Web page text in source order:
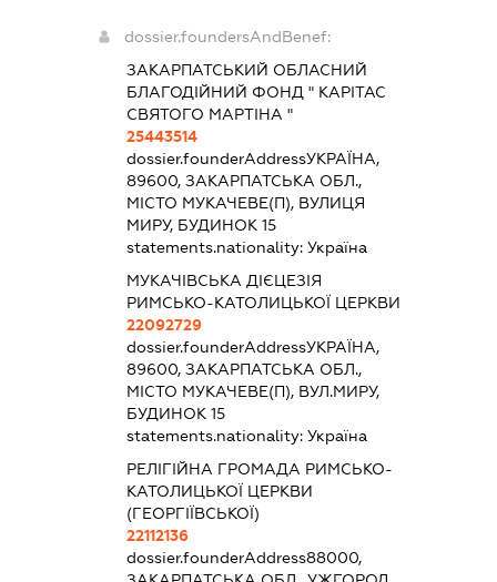
dossier.foundersAndBenef:
ЗАКАРПАТСЬКИЙ ОБЛАСНИЙ
БЛАГОДІЙНИЙ ФОНД " КАРІТАС
СВЯТОГО МАРТІНА "
25443514
dossier.founderAddressУКРАЇНА,
89600, ЗАКАРПАТСЬКА ОБЛ.,
МІСТО МУКАЧЕВЕ(П), ВУЛИЦЯ
МИРУ, БУДИНОК 15
statements.nationality:Україна
МУКАЧІВСЬКА ДІЄЦЕЗІЯ
РИМСЬКО-КАТОЛИЦЬКОЇ ЦЕРКВИ
22092729
dossier.founderAddressУКРАЇНА,
89600, ЗАКАРПАТСЬКА ОБЛ.,
МІСТО МУКАЧЕВЕ(П), ВУЛ.МИРУ,
БУДИНОК 15
statements.nationality:Україна
РЕЛІГІЙНА ГРОМАДА РИМСЬКО-
КАТОЛИЦЬКОЇ ЦЕРКВИ
(ГЕОРГІЇВСЬКОЇ)
22112136
dossier.founderAddress88000,